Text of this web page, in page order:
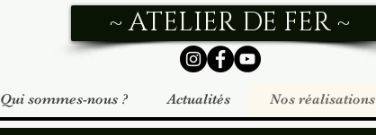
~ ATELIER DE FER ~
Qui sommes-nous ? Actualités Nos réalisations